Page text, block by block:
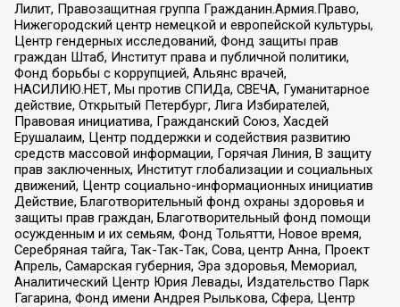
Лилит, Правозащитная группа Гражданин.Армия.Право,
Нижегородский центр немецкой и европейской культуры,
Центр гендерных исследований, Фонд защиты прав
граждан Штаб, Институт права и публичной политики,
Фонд борьбы с коррупцией, Альянс врачей,
НАСИЛИЮ.НЕТ, Мы против СПИДа, СВЕЧА, Гуманитарное
действие, Открытый Петербург, Лига Избирателей,
Правовая инициатива, Гражданский Союз, Хасдей
Ерушалаим, Центр поддержки и содействия развитию
средств массовой информации, Горячая Линия, В защиту
прав заключенных, Институт глобализации и социальных
движений, Центр социально-информационных инициатив
Действие, Благотворительный фонд охраны здоровья и
защиты прав граждан, Благотворительный фонд помощи
осужденным и их семьям, Фонд Тольятти, Новое время,
Серебряная тайга, Так-Так-Так, Сова, центр Анна, Проект
Апрель, Самарская губерния, Эра здоровья, Мемориал,
Аналитический Центр Юрия Левады, Издательство Парк
Гагарина, Фонд имени Андрея Рылькова, Сфера, Центр